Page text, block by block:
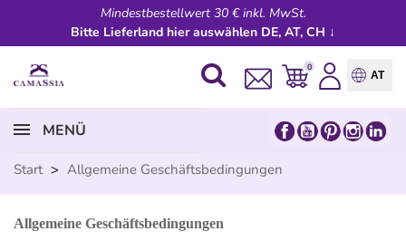
Mindestbestellwert 30 € inkl. MwSt.
Bitte Lieferland hier auswählen DE, AT, CH ↓
0
AT
MENÜ
Start > Allgemeine Geschäftsbedingungen
Allgemeine Geschäftsbedingungen